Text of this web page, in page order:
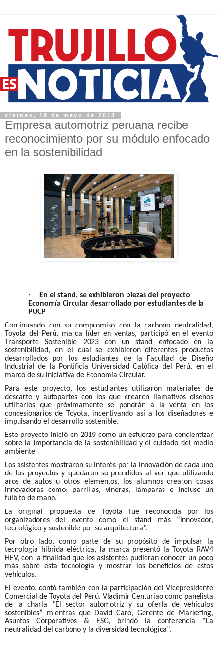
viernes, 19 de mayo de 2023
Empresa automotriz peruana recibe
reconocimiento por su módulo enfocado
en la sostenibilidad
·
En el stand, se exhibieron piezas del proyecto
Economía Circular desarrollado por estudiantes de la
PUCP
Continuando con su compromiso con la carbono neutralidad,
Toyota del Perú, marca líder en ventas, participó en el evento
Transporte Sostenible 2023 con un stand enfocado en la
sostenibilidad, en el cual se exhibieron diferentes productos
desarrollados por los estudiantes de la Facultad de Diseño
Industrial de la Pontificia Universidad Católica del Perú, en el
marco de su iniciativa de Economía Circular.
Para este proyecto, los estudiantes utilizaron materiales de
descarte y autopartes con los que crearon llamativos diseños
utilitarios que próximamente se pondrán a la venta en los
concesionarios de Toyota, incentivando así a los diseñadores e
impulsando el desarrollo sostenible.
Este proyecto inició en 2019 como un esfuerzo para concientizar
sobre la importancia de la sostenibilidad y el cuidado del medio
ambiente.
Los asistentes mostraron su interés por la innovación de cada uno
de los proyectos y quedaron sorprendidos al ver que utilizando
aros de autos u otros elementos, los alumnos crearon cosas
innovadoras como: parrillas, vineras, lámparas e incluso un
fulbito de mano.
La original propuesta de Toyota fue reconocida por los
organizadores del evento como el stand más “innovador,
tecnológico y sostenible por su arquitectura”.
Por otro lado, como parte de su propósito de impulsar la
tecnología híbrida eléctrica, la marca presentó la Toyota RAV4
HEV, con la finalidad que los asistentes pudieran conocer un poco
más sobre esta tecnología y mostrar los beneficios de estos
vehículos.
El evento, contó también con la participación del Vicepresidente
Comercial de Toyota del Perú, Vladimir Centuriao como panelista
de la charla “El sector automotriz y su oferta de vehículos
sostenibles” mientras que David Caro, Gerente de Marketing,
Asuntos Corporativos & ESG, brindó la conferencia “La
neutralidad del carbono y la diversidad tecnológica”.